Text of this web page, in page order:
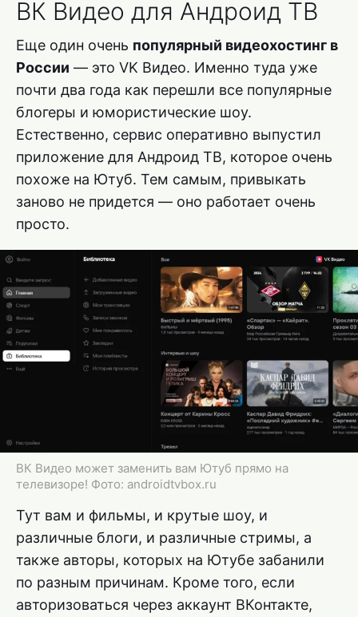
ВК Видео для Андроид ТВ
Еще один очень популярный видеохостинг в
России — это VK Видео. Именно туда уже
почти два года как перешли все популярные
блогеры и юмористические шоу.
Естественно, сервис оперативно выпустил
приложение для Андроид ТВ, которое очень
похоже на Ютуб. Тем самым, привыкать
заново не придется — оно работает очень
просто.
ВК Видео может заменить вам Ютуб прямо на
телевизоре! Фото: androidtvbox.ru
Тут вам и фильмы, и крутые шоу, и
различные блоги, и различные стримы, а
также авторы, которых на Ютубе забанили
по разным причинам. Кроме того, если
авторизоваться через аккаунт ВКонтакте,